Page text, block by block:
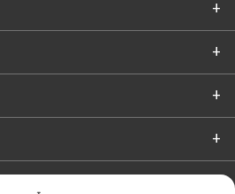
BAIXE O APP